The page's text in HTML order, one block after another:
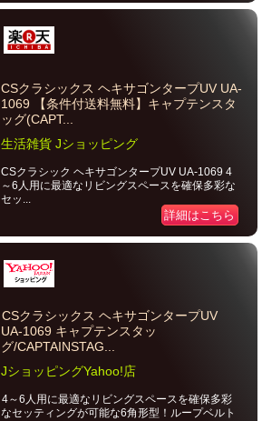
CSクラシックス ヘキサゴンタープUV UA-
1069 【条件付送料無料】キャプテンスタ
ッグ(CAPT...
生活雑貨 Jショッピング
CSクラシック ヘキサゴンタープUV UA-1069 4
～6人用に最適なリビングスペースを確保多彩な
セッ...
詳細はこちら
CSクラシックス ヘキサゴンタープUV
UA-1069 キャプテンスタッ
グ/CAPTAINSTAG...
JショッピングYahoo!店
4～6人用に最適なリビングスペースを確保多彩
なセッティングが可能な6角形型！ループベルト